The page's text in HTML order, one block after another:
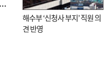
■ 검사 신분 버리고 직급하향(10년 이하 저연차 검사)…檢 중수청행 기피
해수부 ‘신청사 부지’ 직원 의
견 반영